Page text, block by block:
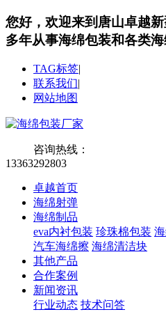
您好，欢迎来到唐山卓越新
多年从事海绵包装和各类海
TAG标签|
联系我们|
网站地图
咨询热线：
13363292803
卓越首页
海绵射弹
海绵制品
eva内衬包装 珍珠棉包装
汽车海绵擦 海绵清洁块
其他产品
合作案例
新闻资讯
行业动态 技术问答